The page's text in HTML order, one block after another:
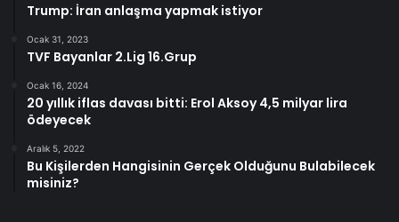
Trump: İran anlaşma yapmak istiyor
Ocak 31, 2023
TVF Bayanlar 2.Lig 16.Grup
Ocak 16, 2024
20 yıllık iflas davası bitti: Erol Aksoy 4,5 milyar lira
ödeyecek
Aralık 5, 2022
Bu Kişilerden Hangisinin Gerçek Olduğunu Bulabilecek
misiniz?